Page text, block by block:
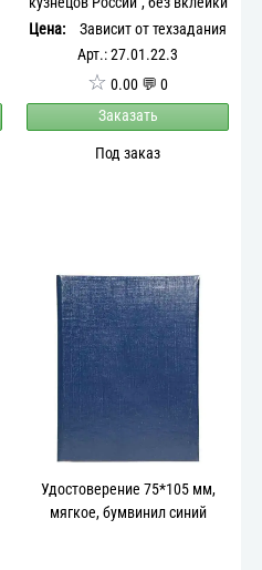
Цена:
Зависит от техзадания
Арт.: 27.01.22.3
☆ 0.00 💬 0
Заказать
Под заказ
Удостоверение 75*105 мм,
мягкое, бумвинил синий